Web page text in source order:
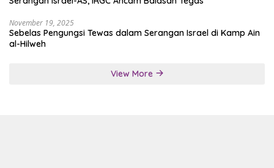
November 19, 2025
Sebelas Pengungsi Tewas dalam Serangan Israel di Kamp Ain
al-Hilweh
View More